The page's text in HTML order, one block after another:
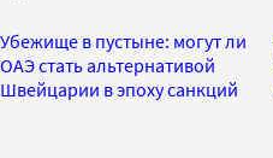
Убежище в пустыне: могут ли
ОАЭ стать альтернативой
Швейцарии в эпоху санкций